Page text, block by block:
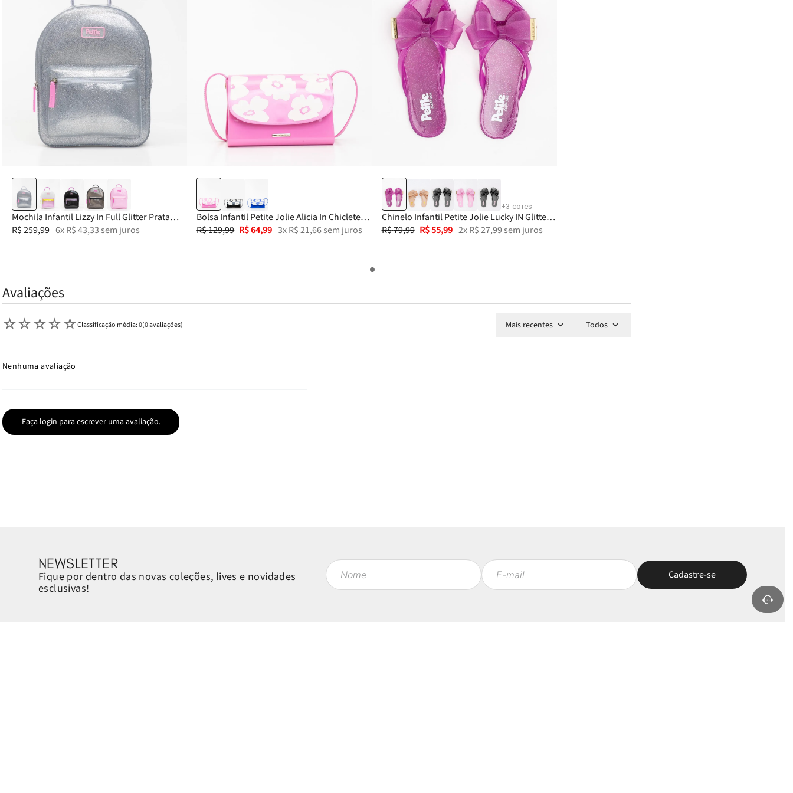
Mochila Infantil Lizzy In Full Glitter Prata
PJ10582IN
R$259,99 6xR$43,33 sem juros
Bolsa Infantil Petite Jolie Alicia In Chiclete
PJ11374IN
R$129,99 R$64,99 3xR$21,66sem juros
+3 cores
Chinelo Infantil Petite Jolie Lucky IN Glitter
Uva PJ4533IN
R$79,99 R$55,99 2xR$27,99 sem juros
Avaliações
☆☆☆☆☆Classificação média: 0(0 avaliações)
Faça login para escrever uma avaliação.
Mais recentes Todos
Nenhuma avaliação
NEWSLETTER
Fique por dentro das novas coleções, lives e novidades
esclusivas!